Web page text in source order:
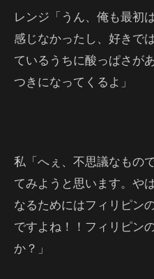
レンジ「うん、俺も最初
感じなかったし、好きで
ているうちに酸っぱさが
つきになってくるよ」
私「へぇ、不思議なもの
てみようと思います。や
なるためにはフィリピン
ですよね！！フィリピン
か？」